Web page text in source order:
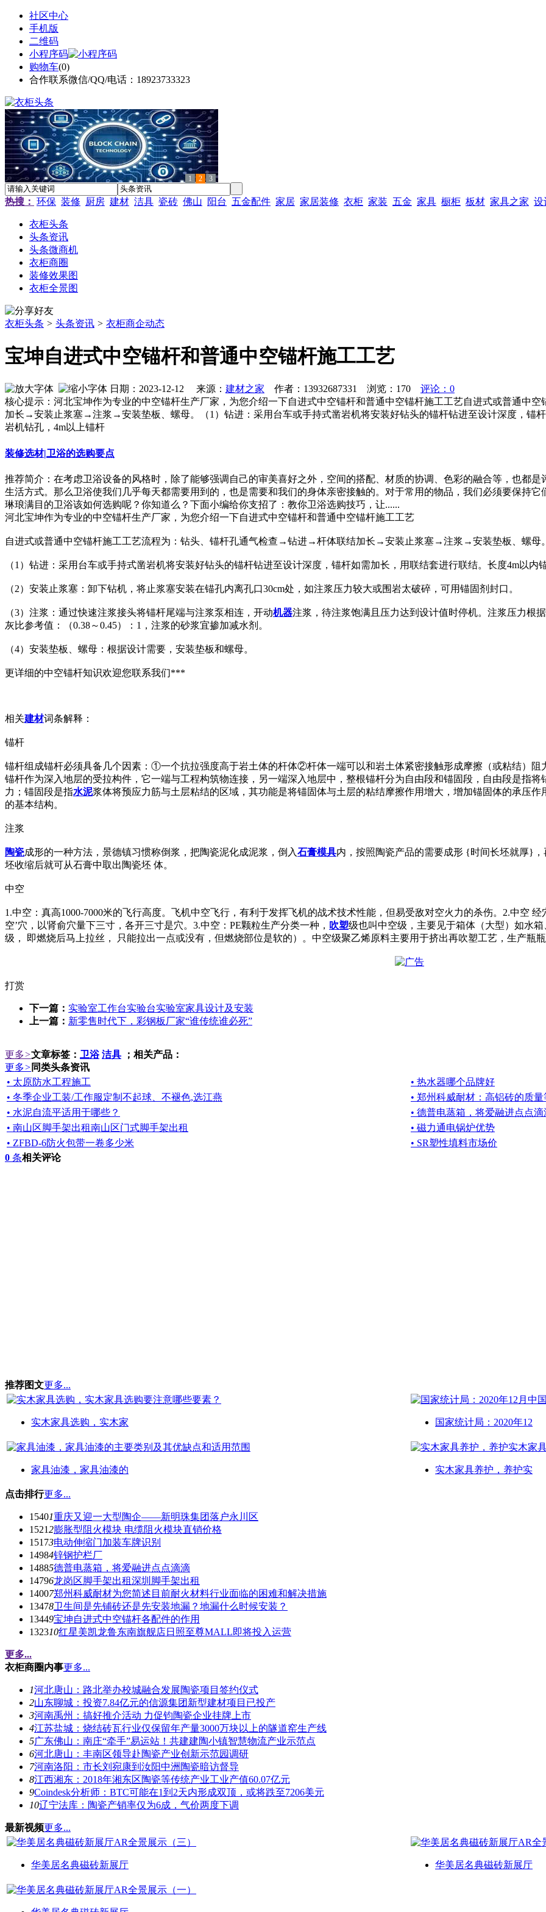
社区中心
手机版
二维码
小程序码
购物车(0)
合作联系微信/QQ/电话：18923733323
1 2 3
热搜： 环保 装修 厨房 建材 洁具 瓷砖 佛山 阳台 五金配件 家居 家居装修 衣柜 家装 五金 家具 橱柜 板材 家具之家 设
衣柜头条
头条资讯
头条微商机
衣柜商圈
装修效果图
衣柜全景图
衣柜头条 > 头条资讯 > 衣柜商企动态
宝坤自进式中空锚杆和普通中空锚杆施工工艺
日期：2023-12-12 来源： 建材之家 作者：13932687331 浏览： 170
评论：0
核心提示：河北宝坤作为专业的中空锚杆生产厂家，为您介绍一下自进式中空锚杆和普通中空锚杆施工工艺自进式或普通中
加长→安装止浆塞→注浆→安装垫板、螺母。（1）钻进：采用台车或手持式凿岩机将安装好钻头的锚杆钻进至设计深度，锚
岩机钻孔，4m以上锚杆
装修选材|卫浴的选购要点
推荐简介：在考虑卫浴设备的风格时，除了能够强调自己的审美喜好之外，空间的搭配、材质的协调、色彩的融合等，也都
生活方式。那么卫浴使我们几乎每天都需要用到的，也是需要和我们的身体亲密接触的。对于常用的物品，我们必须要保持
琳琅满目的卫浴该如何选购呢？你知道么？下面小编给你支招了：教你卫浴选购技巧，让......
河北宝坤作为专业的中空锚杆生产厂家，为您介绍一下自进式中空锚杆和普通中空锚杆施工工艺
自进式或普通中空锚杆施工工艺流程为：钻头、锚杆孔通气检查→钻进→杆体联结加长→安装止浆塞→注浆→安装垫板、螺母。
（1）钻进：采用台车或手持式凿岩机将安装好钻头的锚杆钻进至设计深度，锚杆如需加长，用联结套进行联结。长度4m以内
（2）安装止浆塞：卸下钻机，将止浆塞安装在锚孔内离孔口30cm处，如注浆压力较大或围岩太破碎，可用锚固剂封口。
（3）注浆：通过快速注浆接头将锚杆尾端与注浆泵相连，开动机器注浆，待注浆饱满且压力达到设计值时停机。注浆压力根
灰比参考值：（0.38～0.45）：1，注浆的砂浆宜掺加减水剂。
（4）安装垫板、螺母：根据设计需要，安装垫板和螺母。
更详细的中空锚杆知识欢迎您联系我们***
相关建材词条解释：
锚杆
锚杆组成锚杆必须具备几个因素：①一个抗拉强度高于岩土体的杆体②杆体一端可以和岩土体紧密接触形成摩擦（或粘结）
锚杆作为深入地层的受拉构件，它一端与工程构筑物连接，另一端深入地层中，整根锚杆分为自由段和锚固段，自由段是指
力；锚固段是指水泥浆体将预应力筋与土层粘结的区域，其功能是将锚固体与土层的粘结摩擦作用增大，增加锚固体的承压
的基本结构。
注浆
陶瓷成形的一种方法，景德镇习惯称倒浆，把陶瓷泥化成泥浆，倒入石膏模具内，按照陶瓷产品的需要成形 {时间长坯就厚}
坯收缩后就可从石膏中取出陶瓷坯 体。
中空
1.中空：真高1000-7000米的飞行高度。飞机中空飞行，有利于发挥飞机的战术技术性能，但易受敌对空火力的杀伤。2.中空 经
空’穴，以肾俞穴量下三寸，各开三寸是穴。3.中空：PE颗粒生产分类一种， 吹塑级也叫中空级，主要见于箱体（大型）如水
级， 即燃烧后马上拉丝， 只能拉出一点或没有，但燃烧部位是软的）。中空级聚乙烯原料主要用于挤出再吹塑工艺，生产瓶瓶
打赏
下一篇： 实验室工作台实验台实验室家具设计及安装
上一篇： 新零售时代下，彩钢板厂家“谁传统谁必死”
更多>文章标签： 卫浴 洁具 ；相关产品：
更多> 同类头条资讯
• 太原防水工程施工
• 热水器哪个品牌好
• 冬季企业工装/工作服定制不起球、不褪色,选江燕
• 郑州科威耐材：高铝砖的质
• 水泥自流平适用于哪些？
• 德普电蒸箱，将爱融进点点滴
• 南山区脚手架出租南山区门式脚手架出租
• 磁力通电锅炉优势
• ZFBD-6防火包带一卷多少米
• SR塑性填料市场价
0 条相关评论
推荐图文更多...
实木家具选购，实木家 国家统计局：2020年12
家具油漆，家具油漆的 实木家具养护，养护实
点击排行更多...
15401重庆又迎一大型陶企——新明珠集团落户永川区
15212膨胀型阻火模块 电缆阻火模块直销价格
15173电动伸缩门加装车牌识别
14984锌钢护栏厂
14885德普电蒸箱，将爱融进点点滴滴
14796龙岗区脚手架出租深圳脚手架出租
14007郑州科威耐材为您简述目前耐火材料行业面临的困难和解决措施
13478卫生间是先铺砖还是先安装地漏？地漏什么时候安装？
13449宝坤自进式中空锚杆各配件的作用
132310红星美凯龙鲁东南旗舰店日照至尊MALL即将投入运营
更多...
衣柜商圈内事更多...
1河北唐山：路北举办校城融合发展陶瓷项目签约仪式
2山东聊城：投资7.84亿元的信源集团新型建材项目已投产
3河南禹州：搞好推介活动 力促钧陶瓷企业挂牌上市
4江苏盐城：烧结砖瓦行业仅保留年产量3000万块以上的隧道窑生产线
5广东佛山：南庄“牵手”易运站！共建建陶小镇智慧物流产业示范点
6河北唐山：丰南区领导赴陶瓷产业创新示范园调研
7河南洛阳：市长刘宛康到汝阳中洲陶瓷暗访督导
8江西湘东：2018年湘东区陶瓷等传统产业工业产值60.07亿元
9Coindesk分析师：BTC可能在1到2天内形成双顶，或将跌至7206美元
10辽宁法库：陶瓷产销率仅为6成，气价两度下调
最新视频更多...
华美居名典磁砖新展厅 华美居名典磁砖新展厅